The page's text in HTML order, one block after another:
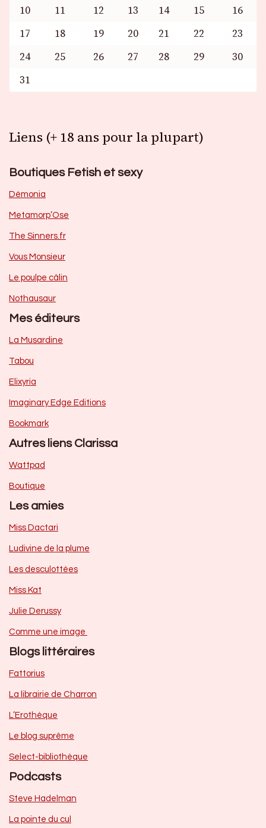
10
11 12 13 14 15
16
17
18 19 20 21 22
23
24
25 26 27 28 29
30
31
Liens (+ 18 ans pour la plupart)
Boutiques Fetish et sexy
Dèmonia
Metamorp’Ose
The Sinners.fr
Vous Monsieur
Le poulpe câlin
Nothausaur
Mes éditeurs
La Musardine
Tabou
Elixyria
Imaginary Edge Editions
Bookmark
Autres liens Clarissa
Wattpad
Boutique
Les amies
Miss Dactari
Ludivine de la plume
Les desculottées
Miss Kat
Julie Derussy
Comme une image
Blogs littéraires
Fattorius
La librairie de Charron
L’Erothèque
Le blog suprême
Select-bibliothèque
Podcasts
Steve Hadelman
La pointe du cul